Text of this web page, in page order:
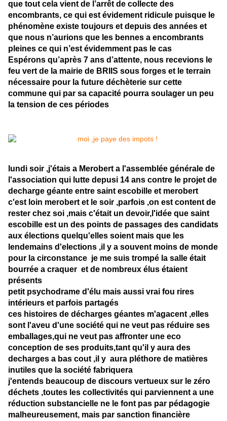
que tout cela vient de l’arrêt de collecte des
encombrants, ce qui est évidement ridicule puisque le
phénomène existe toujours et depuis des années et
que nous n’aurions que les bennes a encombrants
pleines ce qui n’est évidemment pas le cas
Espérons qu’après 7 ans d’attente, nous recevions le
feu vert de la mairie de BRIIS sous forges et le terrain
nécessaire pour la future déchèterie sur cette
commune qui par sa capacité pourra soulager un peu
la tension de ces périodes
lundi soir ,j'étais a Merobert a l'assemblée générale de
l'association qui lutte depusi 14 ans contre le projet de
decharge géante entre saint escobille et merobert
c'est loin merobert et le soir ,parfois ,on est content de
rester chez soi ,mais c'était un devoir,l'idée que saint
escobille est un des points de passages des candidats
aux élections quelqu'elles soient mais que les
lendemains d'elections ,il y a souvent moins de monde
pour la circonstance je me suis trompé la salle était
bourrée a craquer et de nombreux élus étaient
présents
petit psychodrame d'élu mais aussi vrai fou rires
intérieurs et parfois partagés
ces histoires de décharges géantes m'agacent ,elles
sont l'aveu d'une société qui ne veut pas réduire ses
emballages,qui ne veut pas affronter une eco
conception de ses produits,tant qu'il y aura des
decharges a bas cout ,il y aura pléthore de matières
inutiles que la société fabriquera
j'entends beaucoup de discours vertueux sur le zéro
déchets ,toutes les collectivités qui parviennent a une
réduction substancielle ne le font pas par pédagogie
malheureusement, mais par sanction financière